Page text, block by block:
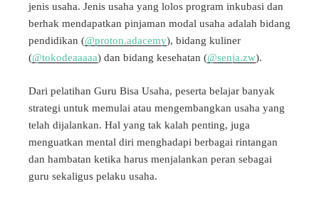
jenis usaha. Jenis usaha yang lolos program inkubasi dan
berhak mendapatkan pinjaman modal usaha adalah bidang
pendidikan (@proton.adacemy), bidang kuliner
(@tokodeaaaaa) dan bidang kesehatan (@senja.zw).
Dari pelatihan Guru Bisa Usaha, peserta belajar banyak
strategi untuk memulai atau mengembangkan usaha yang
telah dijalankan. Hal yang tak kalah penting, juga
menguatkan mental diri menghadapi berbagai rintangan
dan hambatan ketika harus menjalankan peran sebagai
guru sekaligus pelaku usaha.